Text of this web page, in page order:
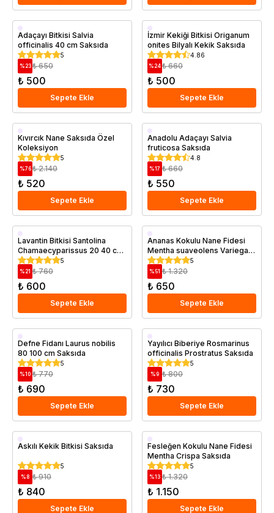
Saksıda
Adaçayı Bitkisi Salvia
officinalis 40 cm Saksıda
5
%23 ₺ 650
₺ 500
Sepete Ekle
Saksıda
İzmir Kekiği Bitkisi Origanum
onites Bilyalı Kekik Saksıda
4.86
%24 ₺ 660
₺ 500
Sepete Ekle
Saksıda
Kıvırcık Nane Saksıda Özel
Koleksiyon
5
%76 ₺ 2.140
₺ 520
Sepete Ekle
Saksıda
Anadolu Adaçayı Salvia
fruticosa Saksıda
4.8
%17 ₺ 660
₺ 550
Sepete Ekle
Saksıda
Lavantin Bitkisi Santolina
Chamaecyparissus 20 40 cm
Büyük Boy Saksıda
5
%21 ₺ 760
₺ 600
Sepete Ekle
Saksıda
Ananas Kokulu Nane Fidesi
Mentha suaveolens Variegata
Saksıda
5
% 51 ₺ 1.320
₺ 650
Sepete Ekle
Saksıda
Defne Fidanı Laurus nobilis
80 100 cm Saksıda
5
%10 ₺ 770
₺ 690
Sepete Ekle
Saksıda
Yayılıcı Biberiye Rosmarinus
officinalis Prostratus Saksıda
5
% 9 ₺ 800
₺ 730
Sepete Ekle
Saksıda
Askılı Kekik Bitkisi Saksıda
5
% 8 ₺ 910
₺ 840
Sepete Ekle
Saksıda
Fesleğen Kokulu Nane Fidesi
Mentha Crispa Saksıda
5
%13 ₺ 1.320
₺ 1.150
Sepete Ekle